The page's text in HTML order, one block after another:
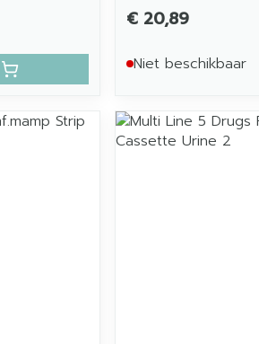
€ 20,89
Niet beschikbaar